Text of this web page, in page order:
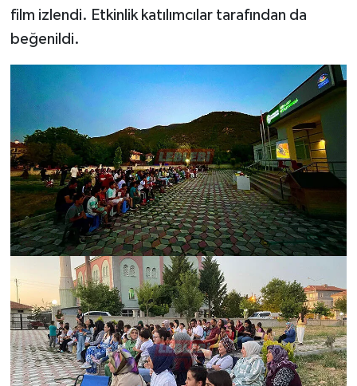
film izlendi. Etkinlik katılımcılar tarafından da
beğenildi.